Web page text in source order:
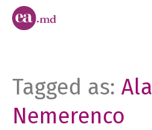
Tagged as: Ala
Nemerenco